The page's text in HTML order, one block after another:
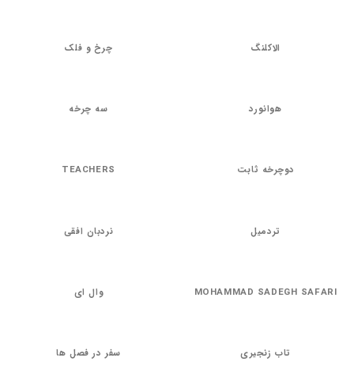
الاکلنگ چرخ و فلک
هوانورد سه چرخه
دوچرخه ثابت TEACHERS
تردمیل نردبان افقی
MOHAMMAD SADEGH SAFARI وال ای
تاب زنجیری سفر در فصل ها